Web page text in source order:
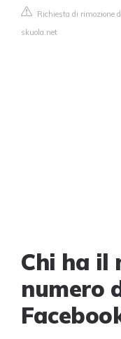
Richiesta di rimozione
skuola.net
Chi ha il
numero